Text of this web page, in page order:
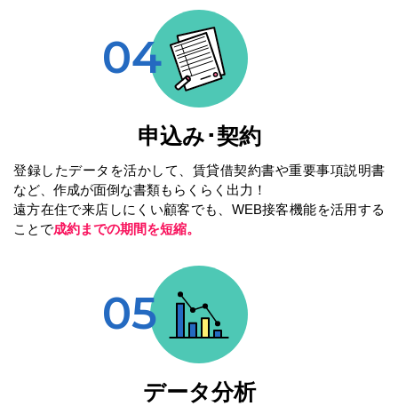
申込み･契約
登録したデータを活かして、賃貸借契約書や重要事項説明書
など、作成が面倒な書類もらくらく出力！
遠方在住で来店しにくい顧客でも、WEB接客機能を活用する
ことで成約までの期間を短縮。
データ分析